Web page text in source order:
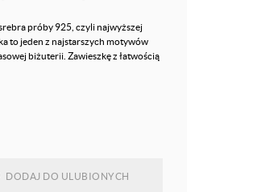
próby 925, czyli najwyższej
to jeden z najstarszych motywów
biżuterii. Zawieszkę z łatwością
DODAJ DO ULUBIONYCH